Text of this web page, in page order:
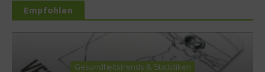
Empfohlen
Gesundheitstrends & Statistiken